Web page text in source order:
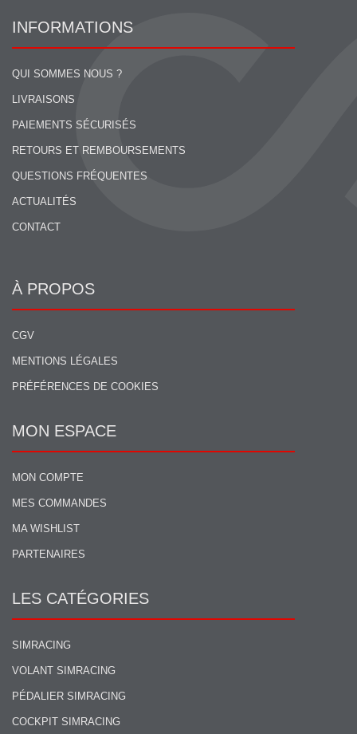
INFORMATIONS
QUI SOMMES NOUS ?
LIVRAISONS
PAIEMENTS SÉCURISÉS
RETOURS ET REMBOURSEMENTS
QUESTIONS FRÉQUENTES
ACTUALITÉS
CONTACT
À PROPOS
CGV
MENTIONS LÉGALES
PRÉFÉRENCES DE COOKIES
MON ESPACE
MON COMPTE
MES COMMANDES
MA WISHLIST
PARTENAIRES
LES CATÉGORIES
SIMRACING
VOLANT SIMRACING
PÉDALIER SIMRACING
COCKPIT SIMRACING